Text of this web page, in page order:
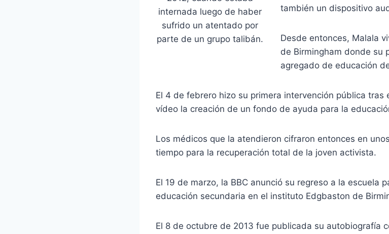
internada luego de haber
sufrido un atentado por
parte de un grupo talibán.
también un dispositivo
Desde entonces, Malala
de Birmingham donde su
agregado de educación
El 4 de febrero hizo su primera intervención pública tras
vídeo la creación de un fondo de ayuda para la
Los médicos que la atendieron cifraron entonces en
tiempo para la recuperación total de la joven activista.
El 19 de marzo, la BBC anunció su regreso a la escuela
educación secundaria en el instituto Edgbaston de
El 8 de octubre de 2013 fue publicada su autobiografía